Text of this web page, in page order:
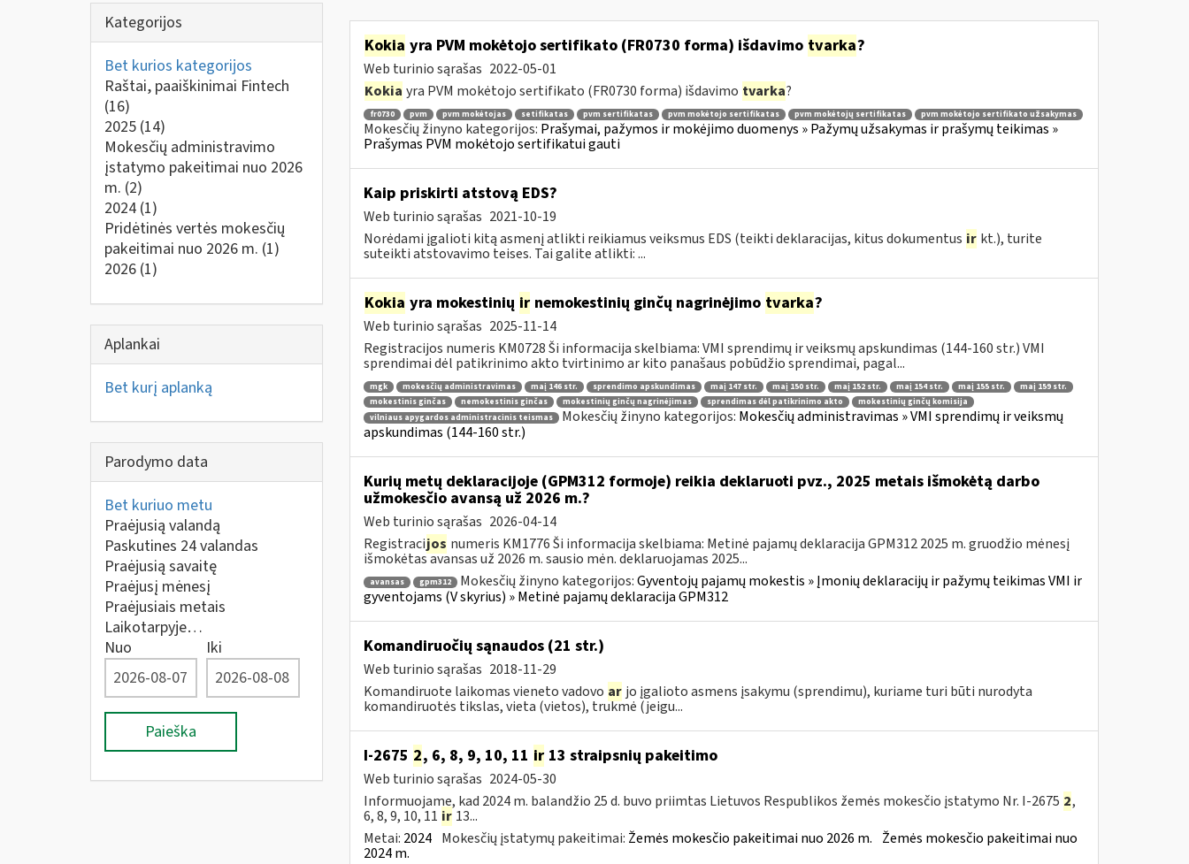
Kategorijos
Bet kurios kategorijos
Raštai, paaiškinimai Fintech
(16)
2025 (14)
Mokesčių administravimo
įstatymo pakeitimai nuo 2026
m. (2)
2024 (1)
Pridėtinės vertės mokesčių
pakeitimai nuo 2026 m. (1)
2026 (1)
Aplankai
Bet kurį aplanką
Parodymo data
Bet kuriuo metu
Praėjusią valandą
Paskutines 24 valandas
Praėjusią savaitę
Praėjusį mėnesį
Praėjusiais metais
Laikotarpyje…
Nuo
Iki
Paieška
Kokia yra PVM mokėtojo sertifikato (FR0730 forma) išdavimo tvarka?
Web turinio sąrašas 2022-05-01
Kokia yra PVM mokėtojo sertifikato (FR0730 forma) išdavimo tvarka?
fr0730 pvm pvm mokėtojas setifikatas pvm sertifikatas pvm mokėtojo sertifikatas pvm mokėtojų sertifikatas pvm mokėtojo sertifikato užsakymas
Mokesčių žinyno kategorijos: Prašymai, pažymos ir mokėjimo duomenys » Pažymų užsakymas ir prašymų teikimas »
Prašymas PVM mokėtojo sertifikatui gauti
Kaip priskirti atstovą EDS?
Web turinio sąrašas 2021-10-19
Norėdami įgalioti kitą asmenį atlikti reikiamus veiksmus EDS (teikti deklaracijas, kitus dokumentus ir kt.), turite
suteikti atstovavimo teises. Tai galite atlikti: ...
Kokia yra mokestinių irnemokestinių ginčų nagrinėjimo tvarka?
Web turinio sąrašas 2025-11-14
Registracijos numeris KM0728 Ši informacija skelbiama: VMI sprendimų ir veiksmų apskundimas (144-160 str.) VMI
sprendimai dėl patikrinimo akto tvirtinimo ar kito panašaus pobūdžio sprendimai, pagal...
mgk mokesčių administravimas maį 146 str. sprendimo apskundimas maį 147 str. maį 150 str. maį 152 str. maį 154 str. maį 155 str.
maį 159 str.
mokestinis ginčas
nemokestinis ginčas mokestinių ginčų nagrinėjimas sprendimas dėl patikrinimo akto
mokestinių ginčų komisija
vilniaus apygardos administracinis teismas
Mokesčių žinyno kategorijos: Mokesčių administravimas » VMI sprendimų ir veiksmų
apskundimas (144-160 str.)
Kurių metų deklaracijoje (GPM312 formoje) reikia deklaruoti pvz., 2025 metais išmokėtą darbo
užmokesčio avansą už 2026 m.?
Web turinio sąrašas 2026-04-14
Registracijos numeris KM1776 Ši informacija skelbiama: Metinė pajamų deklaracija GPM312 2025 m. gruodžio mėnesį
išmokėtas avansas už 2026 m. sausio mėn. deklaruojamas 2025...
avansas gpm312 Mokesčių žinyno kategorijos:Gyventojų pajamų mokestis » Įmonių deklaracijų ir pažymų teikimas VMI ir
gyventojams (V skyrius) » Metinė pajamų deklaracija GPM312
Komandiruočių sąnaudos (21 str.)
Web turinio sąrašas 2018-11-29
Komandiruote laikomas vieneto vadovo ar jo įgalioto asmens įsakymu (sprendimu), kuriame turi būti nurodyta
komandiruotės tikslas, vieta (vietos), trukmė (jeigu...
I-2675 2, 6, 8, 9, 10, 11 ir13 straipsnių pakeitimo
Web turinio sąrašas 2024-05-30
Informuojame, kad 2024 m. balandžio 25 d. buvo priimtas Lietuvos Respublikos žemės mokesčio įstatymo Nr. I-2675 2,
6, 8, 9, 10, 11 ir 13...
Metai: 2024 Mokesčių įstatymų pakeitimai: Žemės mokesčio pakeitimai nuo 2026 m. Žemės mokesčio pakeitimai nuo
2024 m.